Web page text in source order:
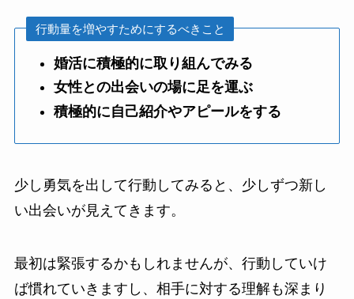
行動量を増やすためにするべきこと
婚活に積極的に取り組んでみる
女性との出会いの場に足を運ぶ
積極的に自己紹介やアピールをする
少し勇気を出して行動してみると、少しずつ新し
い出会いが見えてきます。
最初は緊張するかもしれませんが、行動していけ
ば慣れていきますし、相手に対する理解も深まり